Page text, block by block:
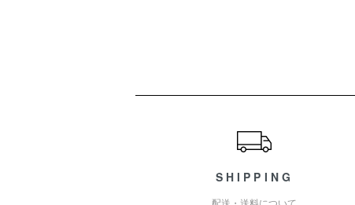
SHIPPING
配送・送料について